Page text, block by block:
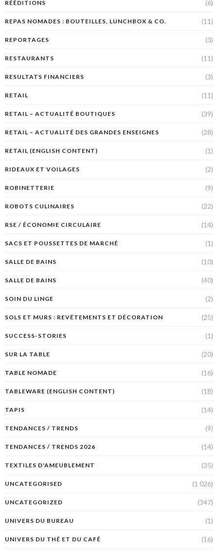
RÉÉDITIONS (6)
REPAS NOMADES : BOUTEILLES, LUNCHBOX & CO. (11)
REPORTAGES (3)
RESTAURANTS (11)
RESULTATS FINANCIERS (3)
RETAIL (11)
RETAIL – ACTUALITÉ BOUTIQUES (39)
RETAIL – ACTUALITÉ DES GRANDES ENSEIGNES (28)
RETAIL (ENGLISH CONTENT) (1)
RIDEAUX ET VOILAGES (2)
ROBINETTERIE (9)
ROBOTS CULINAIRES (22)
RSE / ÉCONOMIE CIRCULAIRE (14)
SACS ET POUSSETTES DE MARCHÉ (1)
SALLE DE BAINS (10)
SALLE DE BAINS (40)
SOIN DU LINGE (2)
SOLS ET MURS : REVÊTEMENTS ET DÉCORATION (25)
SUCCESS-STORIES (1)
SUR LA TABLE (20)
TABLE NOMADE (16)
TABLEWARE (ENGLISH CONTENT) (18)
TAPIS (14)
TENDANCES / TRENDS (9)
TENDANCES / TRENDS 2026 (14)
TEXTILES D'AMEUBLEMENT (35)
UNCATEGORISED (1 026)
UNCATEGORIZED (347)
UNIVERS DU BUREAU (1)
UNIVERS DU THÉ ET DU CAFÉ (16)